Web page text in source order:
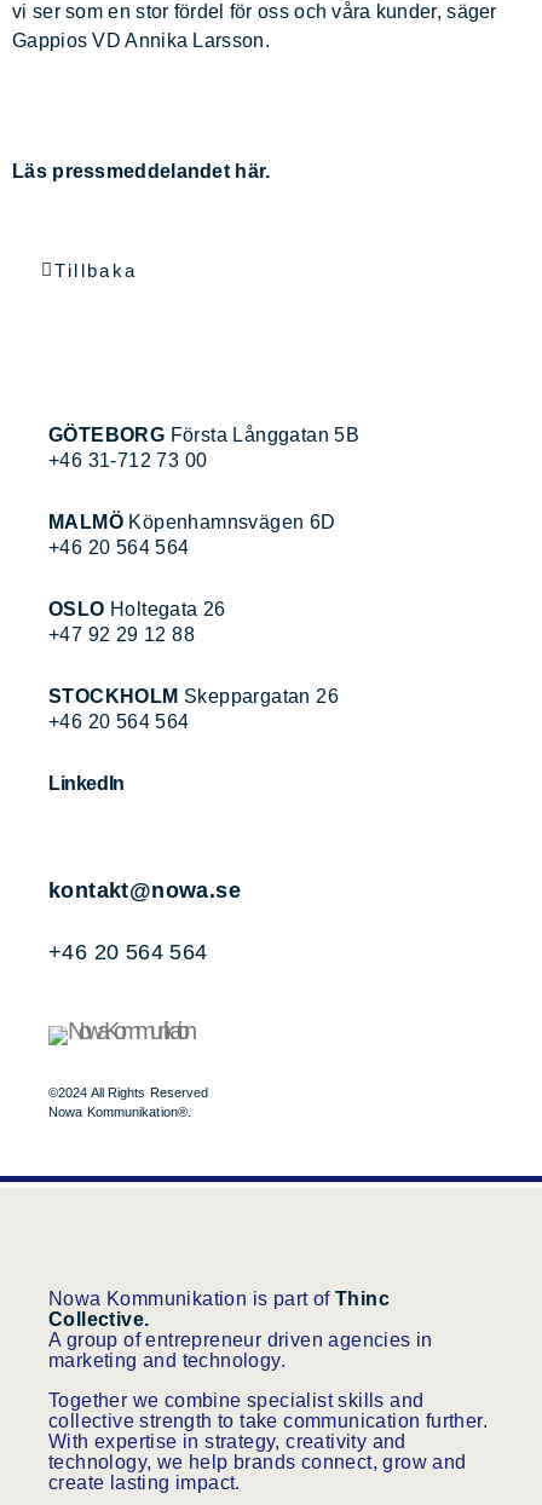
vi ser som en stor fördel för oss och våra kunder, säger
Gappios VD Annika Larsson.
Läs pressmeddelandet här.
Tillbaka
kontakt@nowa.se
+46 20 564 564
©2024 All Rights Reserved
Nowa Kommunikation®.
GÖTEBORG Första Långgatan 5B
+46 31-712 73 00
MALMÖ Köpenhamnsvägen 6D
+46 20 564 564
OSLO Holtegata 26
+47 92 29 12 88
STOCKHOLM Skeppargatan 26
+46 20 564 564
LinkedIn
Nowa Kommunikation is part of Thinc
Collective.
A group of entrepreneur driven agencies in
marketing and technology.
Together we combine specialist skills and
collective strength to take communication further.
With expertise in strategy, creativity and
technology, we help brands connect, grow and
create lasting impact.